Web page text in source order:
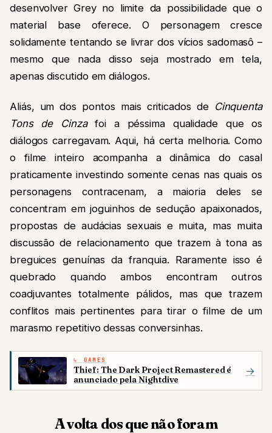
desenvolver Grey no limite da possibilidade que o
material base oferece. O personagem cresce
solidamente tentando se livrar dos vícios sadomasô –
mesmo que nada disso seja mostrado em tela,
apenas discutido em diálogos.
Aliás, um dos pontos mais criticados de Cinquenta
Tons de Cinzafoi a péssima qualidade que os
diálogos carregavam. Aqui, há certa melhoria. Como
o filme inteiro acompanha a dinâmica do casal
praticamente investindo somente cenas nas quais os
personagens contracenam, a maioria deles se
concentram em joguinhos de sedução apaixonados,
propostas de audácias sexuais e muita, mas muita
discussão de relacionamento que trazem à tona as
breguices genuínas da franquia. Raramente isso é
quebrado quando ambos encontram outros
coadjuvantes totalmente pálidos, mas que trazem
conflitos mais pertinentes para tirar o filme de um
marasmo repetitivo dessas conversinhas.
GAMES
Thief: The Dark Project Remastered é
anunciado pela Nightdive
→
A volta dos que não foram